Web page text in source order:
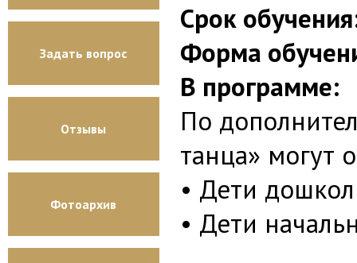
Задать вопрос
Отзывы
Фотоархив
Срок
Форма
В программе:
По
танца» могут
• Дети
• Дети